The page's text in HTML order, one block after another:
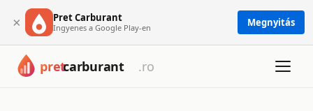
× Pret Carburant
Ingyenes a Google Play-en Megnyitás